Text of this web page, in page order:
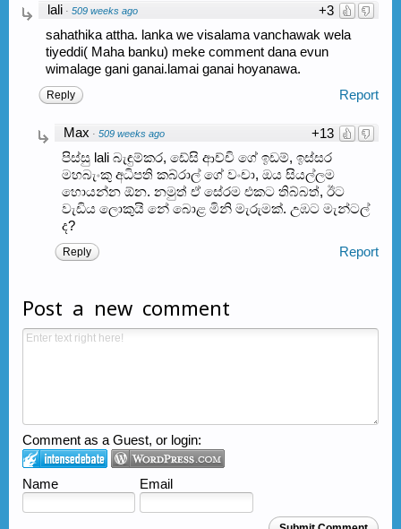
+3
lali · 509 weeks ago
sahathika attha. lanka we visalama vanchawak wela
tiyeddi( Maha banku) meke comment dana evun
wimalage gani ganai.lamai ganai hoyanawa.
Report
Reply
+13
Max · 509 weeks ago
පිස්සු lali බැඳුම්කර, ඩේසි ආච්චි ගේ ඉඩම්, ඉස්සර
මහබැංකු අධිපති කබ්රාල් ගේ වංචා, ඔය සියල්ලම
හොයන්න ඕන. නමුත් ඒ සේරම එකට තිබ්බත්, ඊට
වැඩිය ලොකුයි නේ බොළ මිනි මැරුමක්. උඹට මැන්ටල්
ද?
Report
Reply
Post a new comment
Comment as a Guest, or login:
Name Email